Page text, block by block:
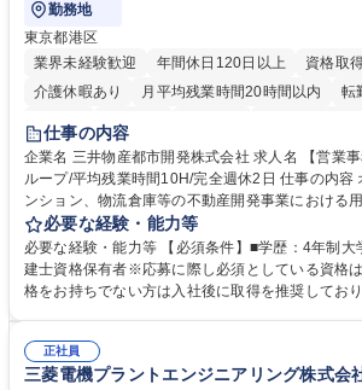
勤務地
東京都港区
業界未経験歓迎
年間休日120日以上
資格取
介護休暇あり
月平均残業時間20時間以内 転
在宅OK
賞与あり
駅近5分以内
土日祝休み 寮・社宅あり
仕事の内容
企業名 三井物産都市開発株式会社 求人名 【営業事務】業務職/三井物産グ
ループ/平均残業時間10H/完全週休2日 仕事の内容 オフィスビル、賃貸マ
ンション、物流倉庫等の不動産開発事業における
貸運営、売却、仲介・活用提案等を行う営業部門
いただきます。 【詳細】・契約書管理、契約書製本、捺印対応、ファイリ
ング、登記簿取得、調書取得・支払業務（各種費
求・支払データ登録、取引先マスター申請対応）
の他に担当頂く業務が発生する場合があります。 募集職種 【営業事務】
業務職/三井物産グループ/平均残業時間10H/完全週
必要な経験・能力等
必要な経験・能力等 【必須条件】■学歴：4年制大
建士資格保有者※応募に際し必須としている資格
格をお持ちでない方は入社後に取得を推奨してお
ション力がある方。 ・チャレンジを厭わず、粘り
方。多様な関係者と謙虚に信頼関係を構築でき、
正社員
三菱電機プラントエンジニアリング株式会